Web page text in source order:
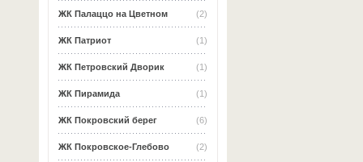
(2)
ЖК Палаццо на Цветном
(1)
ЖК Патриот
(1)
ЖК Петровский Дворик
(1)
ЖК Пирамида
(6)
ЖК Покровский берег
(2)
ЖК Покровское-Глебово